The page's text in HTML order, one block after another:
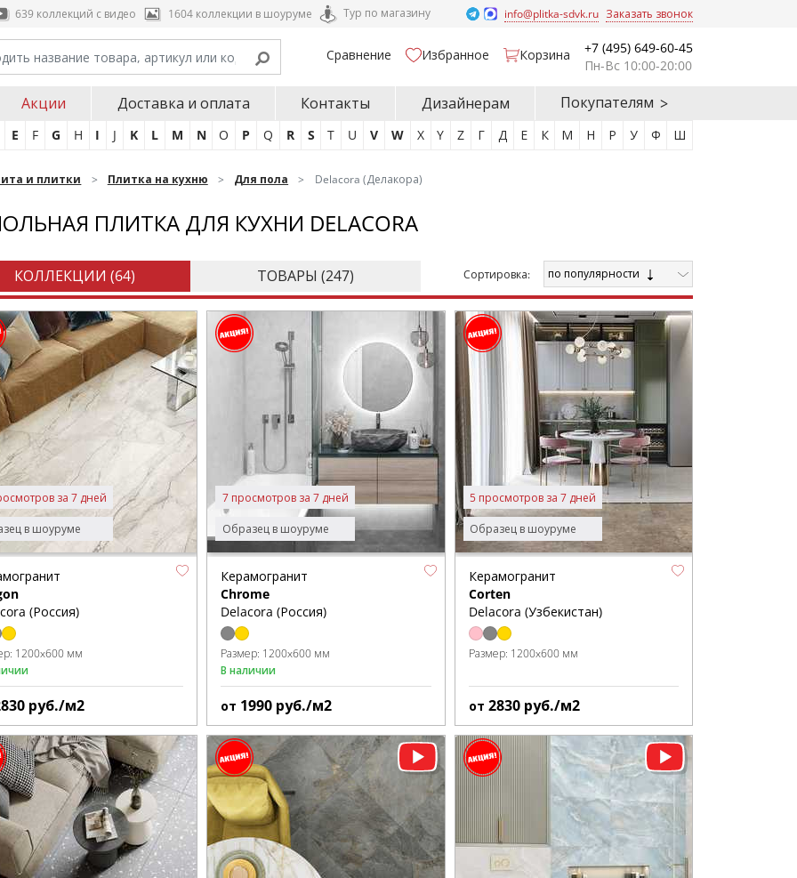
639 коллекций с видео 1604 коллекции в шоуруме Тур по магазину info@plitka-sdvk.ru Заказать звонок
Сравнение Избранное Корзина
+7 (495) 649-60-45
Пн-Вс 10:00-20:00
Акции Доставка и оплата Контакты Дизайнерам Покупателям
E F G H I J K L M N O P Q R S T U V W X Y Z Г Д Е К М Н Р У Ф Ш
и плитки Плитка на кухню Для пола Delacora (Делакора)
ПЛИТКА ДЛЯ КУХНИ DELACORA
КОЛЛЕКЦИИ (64) ТОВАРЫ (247) Cортировка: по популярности
в шоуруме
за 7 дней
(Россия)
1200x600 мм
руб./м2
Образец в шоуруме
7 просмотров за 7 дней
Керамогранит
Chrome
Delacora (Россия)
Размер: 1200x600 мм
В наличии
от 1990 руб./м2
Образец в шоуруме
5 просмотров за 7 дней
Керамогранит
Corten
Delacora (Узбекистан)
Размер: 1200x600 мм
от 2830 руб./м2